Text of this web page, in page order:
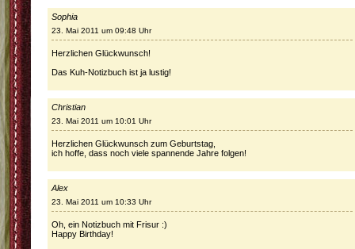
Sophia
23. Mai 2011 um 09:48 Uhr
Herzlichen Glückwunsch!
Das Kuh-Notizbuch ist ja lustig!
Christian
23. Mai 2011 um 10:01 Uhr
Herzlichen Glückwunsch zum Geburtstag,
ich hoffe, dass noch viele spannende Jahre folgen!
Alex
23. Mai 2011 um 10:33 Uhr
Oh, ein Notizbuch mit Frisur :)
Happy Birthday!